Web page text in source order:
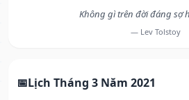
Không gì trên đời đáng sợ
— Lev Tolstoy
Lịch Tháng 3 Năm 2021